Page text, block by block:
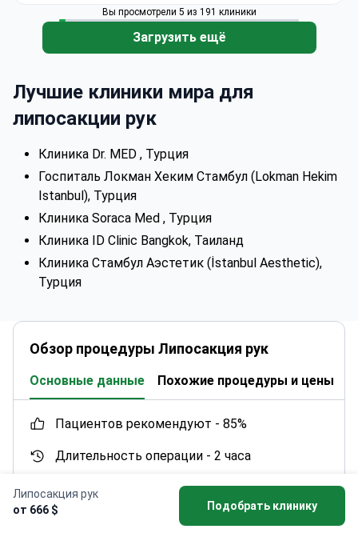
Липосакция рук
от 666 $
Подобрать клинику
Вы просмотрели 5 из 191 клиники
Загрузить ещё
Лучшие клиники мира для
липосакции рук
Клиника Dr. MED , Турция
Госпиталь Локман Хеким Стамбул (Lokman Hekim
Istanbul), Турция
Клиника Soraca Med , Турция
Клиника ID Clinic Bangkok, Таиланд
Клиника Стамбул Аэстетик (İstanbul Aesthetic),
Турция
Обзор процедуры Липосакция рук
Основные данные Похожие процедуры и цены
пациентов рекомендуют - 85%
Длительность операции - 2 часа
Время пребывания в стране - 2 дня
Реабилитация - 7 дней